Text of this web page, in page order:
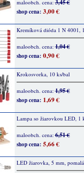
maloobch. cena:3,45 €
shop cena: 3,00 €
Kremíková dióda 1 N 4001,
maloobch. cena:1,04 €
shop cena: 0,90 €
Krokosvorka, 10 ks/bal
maloobch. cena:1,95 €
shop cena: 1,69 €
Lampa so žiarovkou LED, 1
maloobch. cena:6,51 €
shop cena: 5,66 €
LED žiarovka, 5 mm,